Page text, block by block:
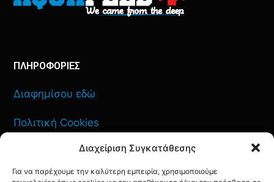
Διαχείριση Συγκατάθεσης
Για να παρέχουμε την καλύτερη εμπειρία, χρησιμοποιούμε
ΠΛΗΡΟΦΟΡΙΕΣ
Διαφημίσου εδώ
Πολιτική Cookies